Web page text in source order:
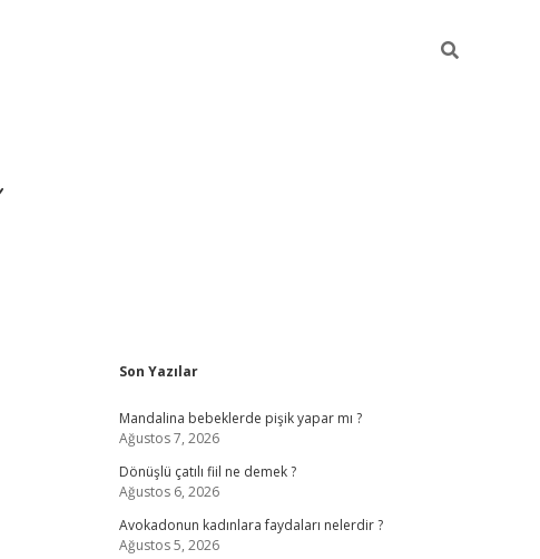
Sidebar
Son Yazılar
Mandalina bebeklerde pişik yapar mı ?
Ağustos 7, 2026
Dönüşlü çatılı fiil ne demek ?
Ağustos 6, 2026
Avokadonun kadınlara faydaları nelerdir ?
Ağustos 5, 2026